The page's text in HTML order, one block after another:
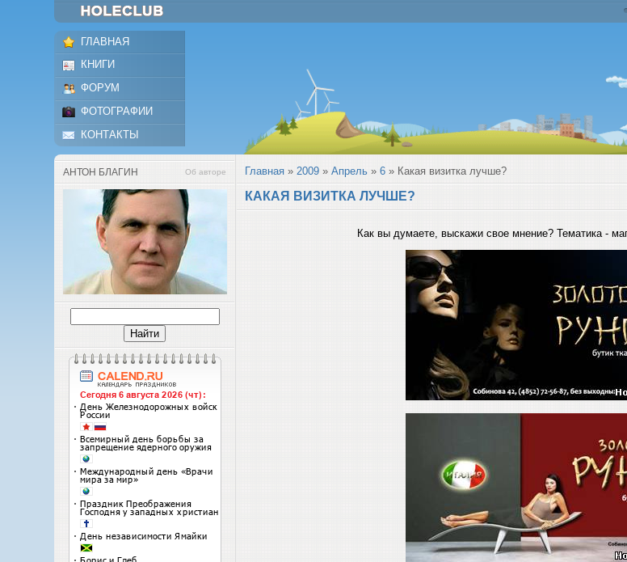
ГЛАВНАЯ
КНИГИ
ФОРУМ
ФОТОГРАФИИ
КОНТАКТЫ
АНТОН БЛАГИН Об авторе Главная »2009 » Апрель » 6 » Какая визитка лучше?
КАКАЯ ВИЗИТКА ЛУЧШЕ?
Как вы думаете, выскажи свое мнение? Тематика -